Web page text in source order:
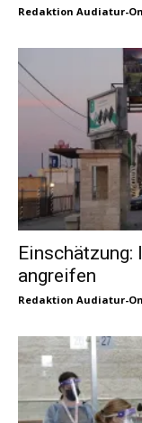
Redaktion Audiatur-
angreifen
Redaktion Audiatur-